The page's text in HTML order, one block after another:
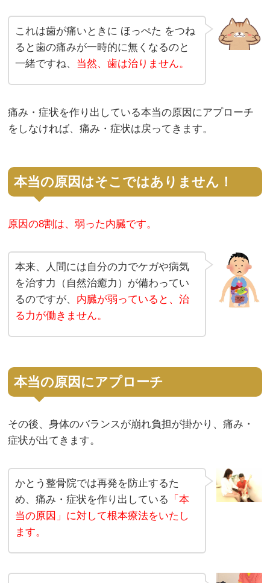
これは歯が痛いときに ほっぺた をつね
ると歯の痛みが一時的に無くなるのと
一緒ですね、 当然、歯は治りません。
痛み・症状を作り出している本当の原因にアプローチ
をしなければ、痛み・症状は戻ってきます。
本当の原因はそこではありません！
原因の8割は、弱った内臓です。
本来、人間には自分の力でケガや病気
を治す力（自然治癒力）が備わってい
るのですが、 内臓が弱っていると、治
る力が働きません。
本当の原因にアプローチ
その後、身体のバランスが崩れ負担が掛かり、痛み・
症状が出てきます。
かとう整骨院では再発を防止するた
め、痛み・症状を作り出している
「本
当の原因」に対して根本療法をいたし
ます。